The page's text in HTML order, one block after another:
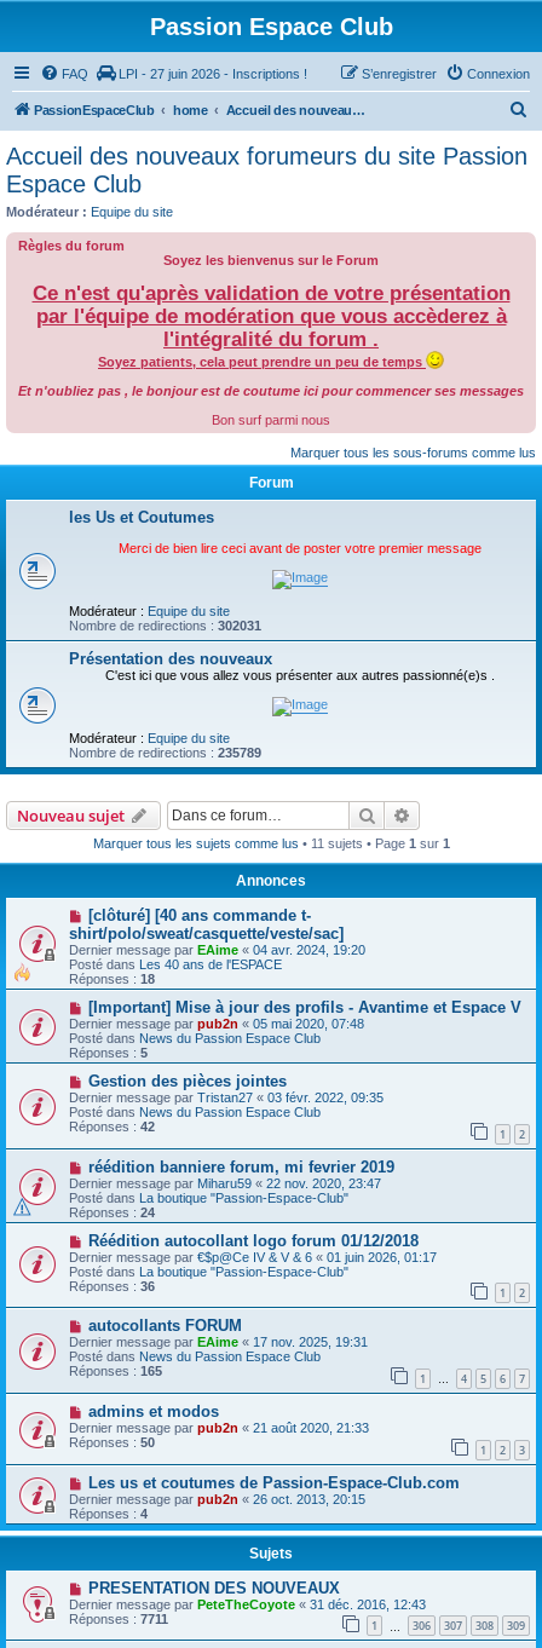
Passion Espace Club
FAQ LPI - 27 juin 2026 - Inscriptions ! Connexion
S’enregistrer
PassionEspaceClub home Accueil des nouveaux forumeurs du site Passion Espace Club
Accueil des nouveaux forumeurs du site Passion
Espace Club
Modérateur : Equipe du site
Règles du forum
Soyez les bienvenus sur le Forum
Ce n'est qu'après validation de votre présentation
par l'équipe de modération que vous accèderez à
l'intégralité du forum .
Soyez patients, cela peut prendre un peu de temps
Et n'oubliez pas , le bonjour est de coutume ici pour commencer ses messages
Bon surf parmi nous
Marquer tous les sous-forums comme lus
Forum
les Us et Coutumes
Merci de bien lire ceci avant de poster votre premier message
Modérateur : Equipe du site
Nombre de redirections : 302031
Présentation des nouveaux
C'est ici que vous allez vous présenter aux autres passionné(e)s .
Modérateur : Equipe du site
Nombre de redirections : 235789
Nouveau sujet Rechercher
Marquer tous les sujets comme lus • 11 sujets • Page 1 sur 1
Annonces
[clôturé] [40 ans commande t-
shirt/polo/sweat/casquette/veste/sac]
Dernier message par EAime « 04 avr. 2024, 19:20
Posté dans Les 40 ans de l'ESPACE
Réponses : 18
[Important] Mise à jour des profils - Avantime et Espace V
Dernier message par pub2n « 05 mai 2020, 07:48
Posté dans News du Passion Espace Club
Réponses : 5
Gestion des pièces jointes
Dernier message par Tristan27 « 03 févr. 2022, 09:35
Posté dans News du Passion Espace Club
Réponses : 42 1 2
réédition banniere forum, mi fevrier 2019
Dernier message par Miharu59 « 22 nov. 2020, 23:47
Posté dans La boutique "Passion-Espace-Club"
Réponses : 24
Réédition autocollant logo forum 01/12/2018
Dernier message par €$p@Ce IV & V & 6 « 01 juin 2026, 01:17
Posté dans La boutique "Passion-Espace-Club"
Réponses : 36 1 2
autocollants FORUM
Dernier message par EAime « 17 nov. 2025, 19:31
Posté dans News du Passion Espace Club
Réponses : 165 1 … 4 5 6 7
admins et modos
Dernier message par pub2n « 21 août 2020, 21:33
Réponses : 50 1 2 3
Les us et coutumes de Passion-Espace-Club.com
Dernier message par pub2n « 26 oct. 2013, 20:15
Réponses : 4
Sujets
PRESENTATION DES NOUVEAUX
Dernier message par PeteTheCoyote « 31 déc. 2016, 12:43
Réponses : 7711 1 306 307 308 309